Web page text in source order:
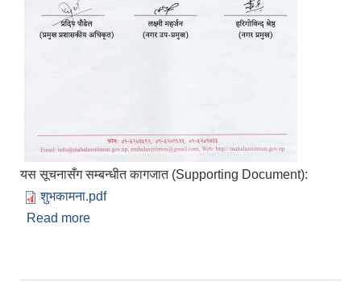
यस सूचनासँग सम्बन्धीत कागजात (Supporting Document):
शुभकामना.pdf
Read more